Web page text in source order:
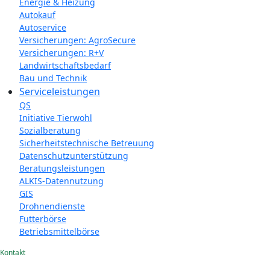
Autokauf
Autoservice
Versicherungen: AgroSecure
Versicherungen: R+V
Landwirtschaftsbedarf
Bau und Technik
Service­­leistungen
QS
Initiative Tierwohl
Sozialberatung
Sicherheitstechnische Betreuung
Datenschutzunterstützung
Beratungsleistungen
ALKIS-Datennutzung
GIS
Drohnendienste
Futterbörse
Betriebsmittelbörse
Kontakt